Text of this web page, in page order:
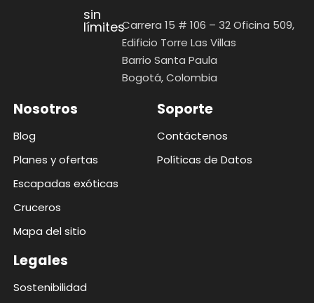
sin
límitesCarrera 15 # 106 – 32 Oficina 509,
Edificio Torre Las Villas
Barrio Santa Paula
Bogotá, Colombia
Nosotros
Blog
Planes y ofertas
Escapadas exóticas
Cruceros
Mapa del sitio
Soporte
Contáctenos
Políticas de Datos
Legales
Sostenibilidad